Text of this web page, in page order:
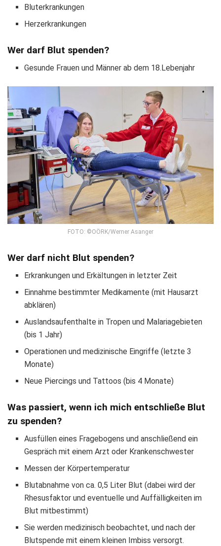
Bluterkrankungen
Herzerkrankungen
Wer darf Blut spenden?
Gesunde Frauen und Männer ab dem 18.Lebenjahr
FOTO: ©OÖRK/Werner Asanger
Wer darf nicht Blut spenden?
Erkrankungen und Erkältungen in letzter Zeit
Einnahme bestimmter Medikamente (mit Hausarzt
abklären)
Auslandsaufenthalte in Tropen und Malariagebieten
(bis 1 Jahr)
Operationen und medizinische Eingriffe (letzte 3
Monate)
Neue Piercings und Tattoos (bis 4 Monate)
Was passiert, wenn ich mich entschließe Blut
zu spenden?
Ausfüllen eines Fragebogens und anschließend ein
Gespräch mit einem Arzt oder Krankenschwester
Messen der Körpertemperatur
Blutabnahme von ca. 0,5 Liter Blut (dabei wird der
Rhesusfaktor und eventuelle und Auffälligkeiten im
Blut mitbestimmt)
Sie werden medizinisch beobachtet, und nach der
Blutspende mit einem kleinen Imbiss versorgt.